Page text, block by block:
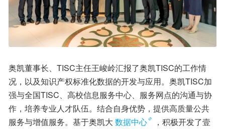
奥凯董事长、TISC主任王峻岭汇报了奥凯TISC的工作情
况，以及知识产权标准化数据的开发与应用。奥凯TISC加
强与全国TISC、高校信息服务中心、服务网点的沟通与协
作，培养专业人才队伍。结合自身优势，提供高质量公共
服务与增值服务。基于奥凯大 数据中心 ，积极开发了壹